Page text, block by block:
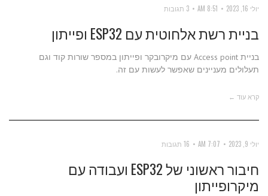
יולי 16, 2023 8:51 AM 3 תגובות
בניית רשת אלחוטית עם ESP32 ופייתון
בניית Access point עם מיקרובקר ופייתון במספר שורות קוד וגם
תעלולים מעניינים שאפשר לעשות עם זה.
קרא עוד ←
יולי 9, 2023 7:07 AM 16 תגובות
חיבור ראשוני של ESP32 ועבודה עם
מיקרופייתון